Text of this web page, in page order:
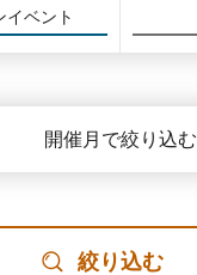
イベント
開催月で絞り込む
絞り込む